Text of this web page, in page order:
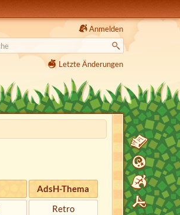
Anmelden
Letzte Änderungen
AdsH-Thema
Retro